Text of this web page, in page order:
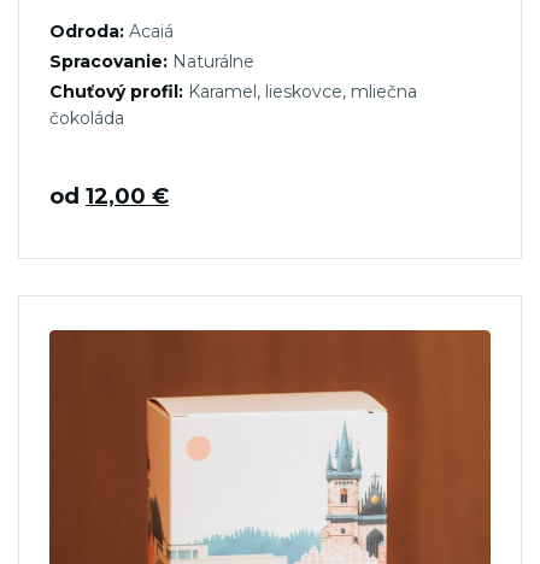
Odroda: Acaiá
Spracovanie: Naturálne
Chuťový profil: Karamel, lieskovce, mliečna
čokoláda
od 12,00 €